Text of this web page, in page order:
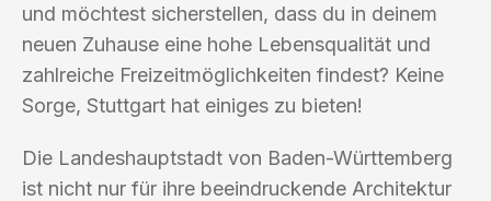
und möchtest sicherstellen, dass du in deinem
neuen Zuhause eine hohe Lebensqualität und
zahlreiche Freizeitmöglichkeiten findest? Keine
Sorge, Stuttgart hat einiges zu bieten!
Die Landeshauptstadt von Baden-Württemberg
ist nicht nur für ihre beeindruckende Architektur